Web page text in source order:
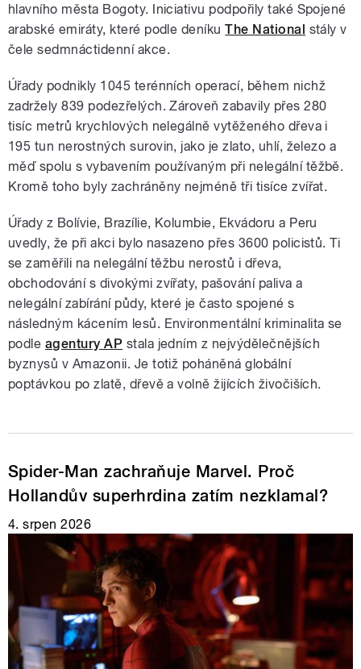
hlavního města Bogoty. Iniciativu podpořily také Spojené
arabské emiráty, které podle deníkuThe National stály v
čele sedmnáctidenní akce.
Úřady podnikly 1045 terénních operací, během nichž
zadržely 839 podezřelých. Zároveň zabavily přes 280
tisíc metrů krychlových nelegálně vytěženého dřeva i
195 tun nerostných surovin, jako je zlato, uhlí, železo a
měď spolu s vybavením používaným při nelegální těžbě.
Kromě toho byly zachráněny nejméně tři tisíce zvířat.
Úřady z Bolívie, Brazílie, Kolumbie, Ekvádoru a Peru
uvedly, že při akci bylo nasazeno přes 3600 policistů. Ti
se zaměřili na nelegální těžbu nerostů i dřeva,
obchodování s divokými zvířaty, pašování paliva a
nelegální zabírání půdy, které je často spojené s
následným kácením lesů. Environmentální kriminalita se
podle agentury AP stala jedním z nejvýdělečnějších
byznysů v Amazonii. Je totiž poháněná globální
poptávkou po zlatě, dřevě a volně žijících živočiších.
Spider-Man zachraňuje Marvel. Proč
Hollandův superhrdina zatím nezklamal?
4. srpen 2026